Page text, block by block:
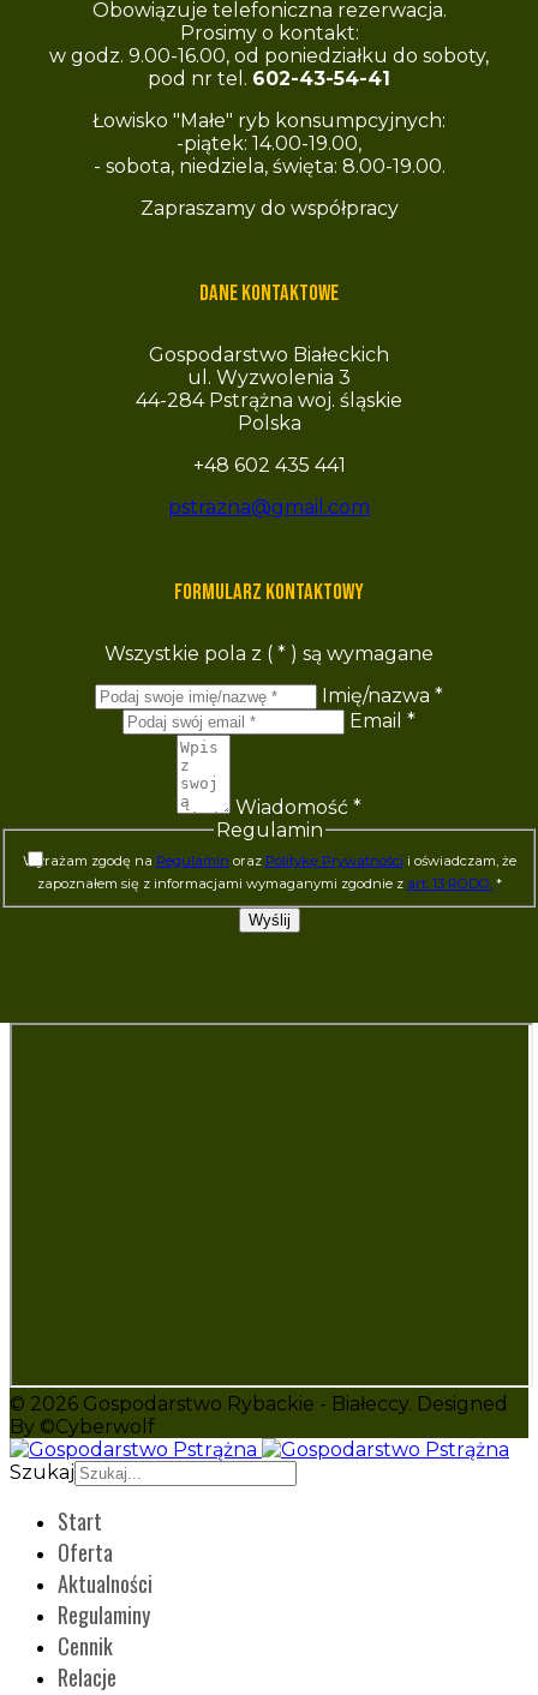
Obowiązuje telefoniczna rezerwacja.
Prosimy o kontakt:
w godz. 9.00-16.00, od poniedziałku do soboty,
pod nr tel. 602-43-54-41
Łowisko "Małe" ryb konsumpcyjnych:
-piątek: 14.00-19.00,
- sobota, niedziela, święta: 8.00-19.00.
Zapraszamy do współpracy
Dane kontaktowe
Gospodarstwo Białeckich
ul. Wyzwolenia 3
44-284 Pstrążna woj. śląskie
Polska
+48 602 435 441
pstrazna@gmail.com
Formularz kontaktowy
Wszystkie pola z ( * ) są wymagane
Imię/nazwa *
Email *
Wiadomość *
Regulamin
Wyrażam zgodę na Regulamin oraz Politykę Prywatności
zapoznałem się z informacjami wymaganymi zgodnie z art. 13 RODO. *
Wyślij
© 2026 Gospodarstwo Rybackie - Białeccy. Designed
By ©Cyberwolf
Szukaj
Start
Oferta
Aktualności
Regulaminy
Cennik
Relacje